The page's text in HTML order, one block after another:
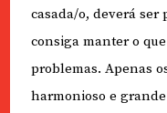
casada/o, deverá ser
consiga manter o
problemas. Apenas
harmonioso e